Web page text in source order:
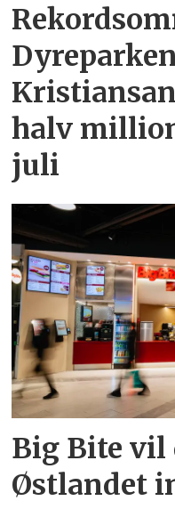
halv
juli
Big Bite vil
Østlandet